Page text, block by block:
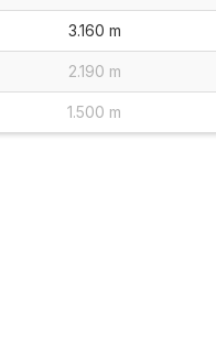
3.160 m
2.190 m
1.500 m